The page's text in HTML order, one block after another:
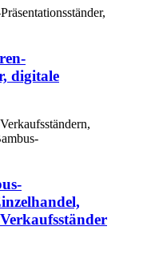
digitale